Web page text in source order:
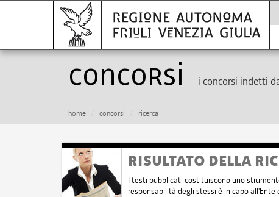
Concorsi i concorsi indetti
home concorsi ricerca
RISULTATO DELLA
I testi pubblicati costituiscono uno
responsabilità degli stessi è in capo all'Ente